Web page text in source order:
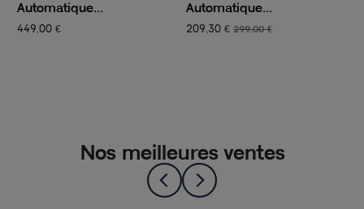
Automatique...
449,00 €
Automatique...
209,30 € 299,00 €
Nos meilleures ventes